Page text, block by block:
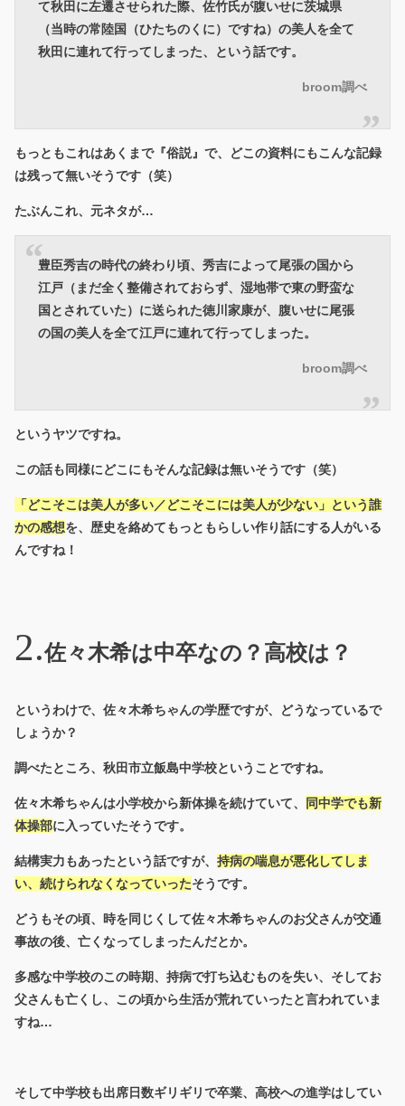
て秋田に左遷させられた際、佐竹氏が腹いせに茨城県
（当時の常陸国（ひたちのくに）ですね）の美人を全て
秋田に連れて行ってしまった、という話です。
broom調べ
もっともこれはあくまで『俗説』で、どこの資料にもこんな記録
は残って無いそうです（笑）
たぶんこれ、元ネタが…
豊臣秀吉の時代の終わり頃、秀吉によって尾張の国から
江戸（まだ全く整備されておらず、湿地帯で東の野蛮な
国とされていた）に送られた徳川家康が、腹いせに尾張
の国の美人を全て江戸に連れて行ってしまった。
broom調べ
というヤツですね。
この話も同様にどこにもそんな記録は無いそうです（笑）
「どこそこは美人が多い／どこそこには美人が少ない」という誰
かの感想を、歴史を絡めてもっともらしい作り話にする人がいる
んですね！
佐々木希は中卒なの？高校は？
というわけで、佐々木希ちゃんの学歴ですが、どうなっているで
しょうか？
調べたところ、秋田市立飯島中学校ということですね。
佐々木希ちゃんは小学校から新体操を続けていて、
同中学でも新
体操部に入っていたそうです。
結構実力もあったという話ですが、 持病の喘息が悪化してしま
い、続けられなくなっていったそうです。
どうもその頃、時を同じくして佐々木希ちゃんのお父さんが交通
事故の後、亡くなってしまったんだとか。
多感な中学校のこの時期、持病で打ち込むものを失い、そしてお
父さんも亡くし、この頃から生活が荒れていったと言われていま
すね…
そして中学校も出席日数ギリギリで卒業、高校への進学はしてい